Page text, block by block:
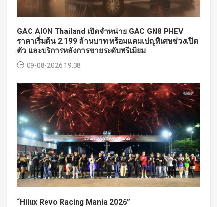
GAC AION Thailand เปิดจำหน่าย GAC GN8 PHEV
ราคาเริ่มต้น 2.199 ล้านบาท พร้อมแคมเปญพิเศษช่วงเปิด
ตัว และบริการหลังการขายระดับพรีเมียม
09-08-2026 19:38
“Hilux Revo Racing Mania 2026”